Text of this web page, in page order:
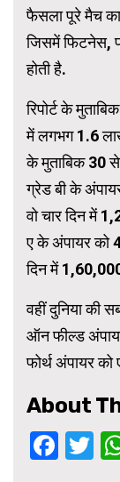
फैसला पूरे मैच
जिसमें फिटनेस,
होती है.
रिपोर्ट के
में लगभग 1.6
के मुताबिक 30
ग्रेड बी के
वो चार दिन में
ए के अंपायर को
दिन में
वहीं दुनिया की
ऑन फील्ड
फोर्थ अंपायर
About